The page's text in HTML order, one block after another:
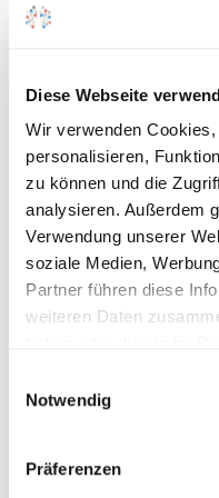
Diese Webseite
Wir verwenden
personalisieren,
zu können und die
analysieren. Außerdem
Verwendung unserer
soziale Medien,
Partner führen diese
weiteren Daten
Notwendig
Präferenzen
125 ml 375 ml
10 L
Gesamtpreis